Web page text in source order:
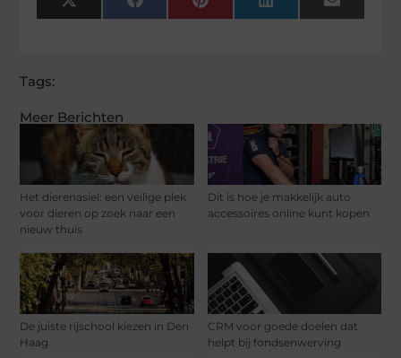
Meer Berichten
Het dierenasiel: een veilige plek
voor dieren op zoek naar een
nieuw thuis
Dit is hoe je makkelijk auto
accessoires online kunt kopen
De juiste rijschool kiezen in Den
Haag
CRM voor goede doelen dat
helpt bij fondsenwerving
X
(Twitter)
FacebookPinterest LinkedIn Email
Tags: